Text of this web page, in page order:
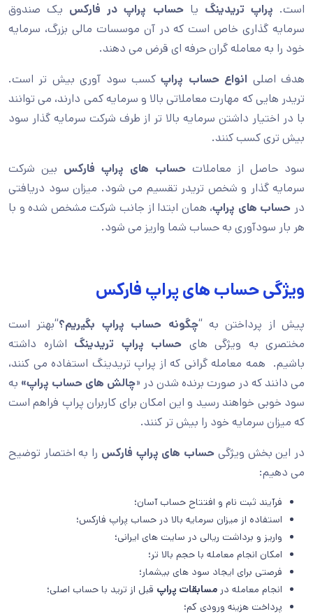
است. پراپ تریدینگ یاحساب پراپ در فارکس یک صندوق
سرمایه گذاری خاص است که در آن موسسات مالی بزرگ، سرمایه
خود را به معامله گران حرفه ای قرض می دهند.
هدف اصلی انواع حساب پراپکسب سود آوری بیش تر است.
تریدر هایی که مهارت معاملاتی بالا و سرمایه کمی دارند، می توانند
با در اختیار داشتن سرمایه بالا تر از طرف شرکت سرمایه گذار سود
بیش تری کسب کنند.
سود حاصل از معاملات حساب های پراپ فارکس بین شرکت
سرمایه گذار و شخص تریدر تقسیم می شود. میزان سود دریافتی
در حساب های پراپ، همان ابتدا از جانب شرکت مشخص شده و با
هر بار سودآوری به حساب شما واریز می ‌شود.
ویژگی حساب های پراپ فارکس
پیش از پرداختن به “چگونه حساب پراپ بگیریم؟“بهتر است
مختصری به ویژگی های حساب پراپ تریدینگ اشاره داشته
باشیم. همه معامله گرانی که از پراپ تریدینگ استفاده می کنند،
می دانند که در صورت برنده شدن در «چالش های حساب پراپ» به
سود خوبی خواهند رسید و این امکان برای کاربران پراپ فراهم است
که میزان سرمایه خود را بیش تر کنند.
در این بخش ویژگی حساب های پراپ فارکس را به اختصار توضیح
می دهیم:
فرآیند ثبت نام و افتتاح حساب آسان؛
استفاده از میزان سرمایه بالا در حساب پراپ فارکس؛
واریز و برداشت ریالی در سایت های ایرانی؛
امکان انجام معامله با حجم بالا تر؛
فرصتی برای ایجاد سود های بیشمار؛
انجام معامله در مسابقات پراپ قبل از ترید با حساب اصلی؛
پرداخت هزینه ورودی کم؛